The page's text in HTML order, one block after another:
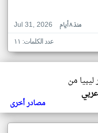
Jul 31, 2026
منذ ٨ أيام
عدد الكلمات: ١١
ليبيا من
مصادر أخرى